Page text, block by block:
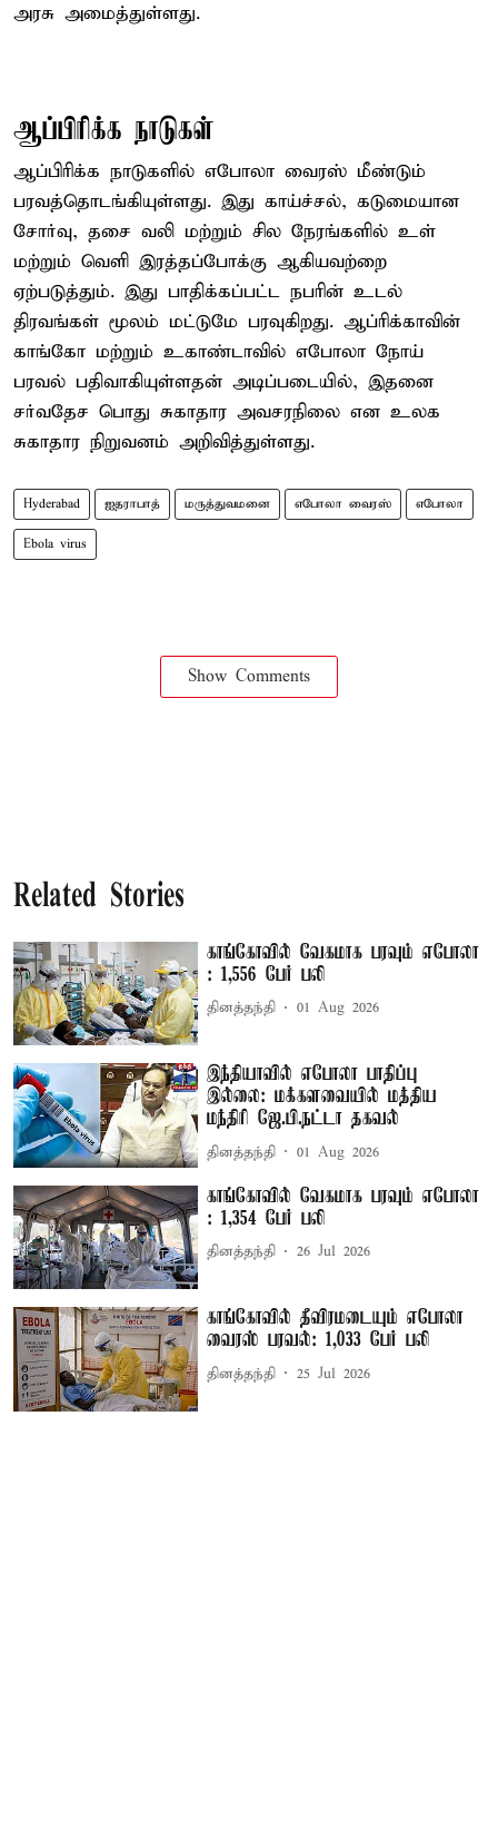
அரசு அமைத்துள்ளது.
ஆப்பிரிக்க நாடுகள்
ஆப்பிரிக்க நாடுகளில் எபோலா வைரஸ் மீண்டும்
பரவத்தொடங்கியுள்ளது. இது காய்ச்சல், கடுமையான
சோர்வு, தசை வலி மற்றும் சில நேரங்களில் உள்
மற்றும் வெளி இரத்தப்போக்கு ஆகியவற்றை
ஏற்படுத்தும். இது பாதிக்கப்பட்ட நபரின் உடல்
திரவங்கள் மூலம் மட்டுமே பரவுகிறது. ஆப்ரிக்காவின்
காங்கோ மற்றும் உகாண்டாவில் எபோலா நோய்
பரவல் பதிவாகியுள்ளதன் அடிப்படையில், இதனை
சர்வதேச பொது சுகாதார அவசரநிலை என உலக
சுகாதார நிறுவனம் அறிவித்துள்ளது.
Hyderabad ஐதராபாத் மருத்துவமனை எபோலா வைரஸ் எபோலா
Ebola virus
Show Comments
Related Stories
காங்கோவில் வேகமாக பரவும் எபோலா
: 1,556 பேர் பலி
தினத்தந்தி 01 Aug 2026
இந்தியாவில் எபோலா பாதிப்பு
இல்லை: மக்களவையில் மத்திய
மந்திரி ஜே.பி.நட்டா தகவல்
தினத்தந்தி 01 Aug 2026
காங்கோவில் வேகமாக பரவும் எபோலா
: 1,354 பேர் பலி
தினத்தந்தி 26 Jul 2026
காங்கோவில் தீவிரமடையும் எபோலா
வைரஸ் பரவல்: 1,033 பேர் பலி
தினத்தந்தி 25 Jul 2026